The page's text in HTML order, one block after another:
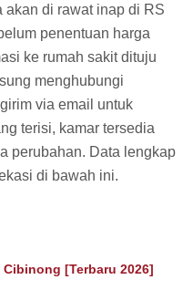
di rawat inap di RS
penentuan harga
ke rumah sakit dituju
menghubungi
via email untuk
terisi, kamar tersedia
perubahan. Data lengkap
di bawah ini.
Cibinong [Terbaru 2026]